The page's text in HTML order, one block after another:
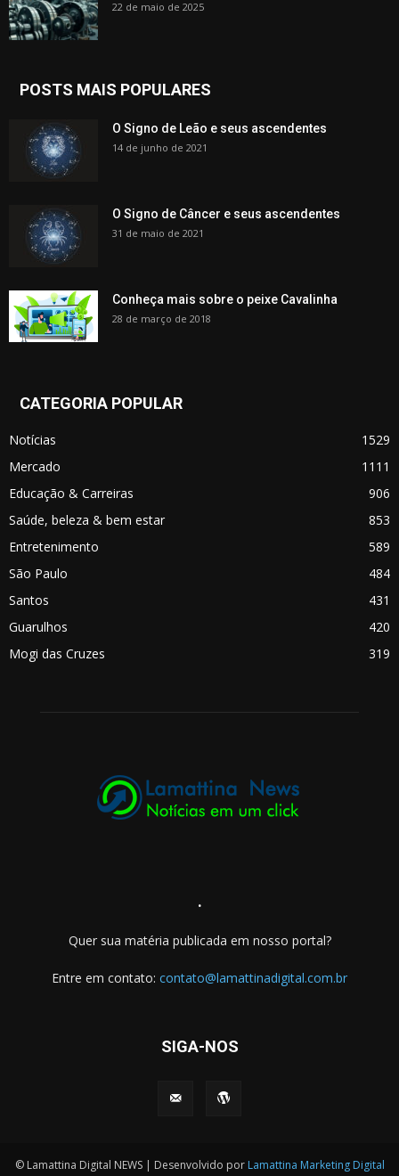
22 de maio de 2025
POSTS MAIS POPULARES
O Signo de Leão e seus ascendentes
14 de junho de 2021
O Signo de Câncer e seus ascendentes
31 de maio de 2021
Conheça mais sobre o peixe Cavalinha
28 de março de 2018
CATEGORIA POPULAR
Notícias
1529
Mercado
1111
Educação & Carreiras
906
Saúde, beleza & bem estar
853
Entretenimento
589
São Paulo
484
Santos
431
Guarulhos
420
Mogi das Cruzes
319
.
Quer sua matéria publicada em nosso portal?
Entre em contato: contato@lamattinadigital.com.br
SIGA-NOS
© Lamattina Digital NEWS | Desenvolvido por Lamattina Marketing Digital